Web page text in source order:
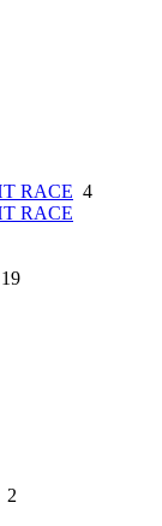
RACE 4
RACE
19
2